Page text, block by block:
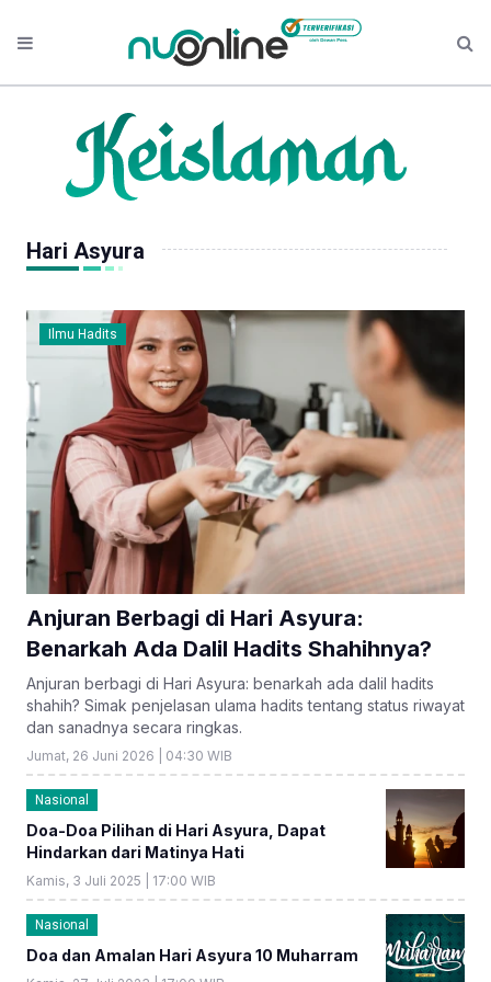
Hari Asyura
Ilmu Hadits
Anjuran Berbagi di Hari Asyura:
Benarkah Ada Dalil Hadits Shahihnya?
Anjuran berbagi di Hari Asyura: benarkah ada dalil hadits
shahih? Simak penjelasan ulama hadits tentang status riwayat
dan sanadnya secara ringkas.
Jumat, 26 Juni 2026 | 04:30 WIB
Nasional
Doa-Doa Pilihan di Hari Asyura, Dapat
Hindarkan dari Matinya Hati
Kamis, 3 Juli 2025 | 17:00 WIB
Nasional
Doa dan Amalan Hari Asyura 10 Muharram